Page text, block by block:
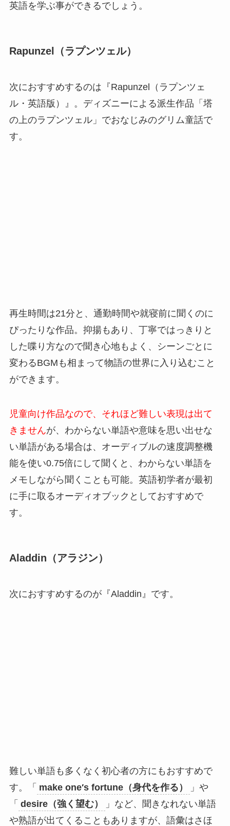
英語を学ぶ事ができるでしょう。
Rapunzel（ラプンツェル）
次におすすめするのは『Rapunzel（ラプンツェ
ル・英語版）』。ディズニーによる派生作品「塔
の上のラプンツェル」でおなじみのグリム童話で
す。
再生時間は21分と、通勤時間や就寝前に聞くのに
ぴったりな作品。抑揚もあり、丁寧ではっきりと
した喋り方なので聞き心地もよく、シーンごとに
変わるBGMも相まって物語の世界に入り込むこと
ができます。
児童向け作品なので、それほど難しい表現は出て
きませんが、わからない単語や意味を思い出せな
い単語がある場合は、オーディブルの速度調整機
能を使い0.75倍にして聞くと、わからない単語を
メモしながら聞くことも可能。英語初学者が最初
に手に取るオーディオブックとしておすすめで
す。
Aladdin（アラジン）
次におすすめするのが『Aladdin』です。
難しい単語も多くなく初心者の方にもおすすめで
す。「 make one′s fortune（身代を作る）
」や
「 desire（強く望む）
」など、聞きなれない単語
や熟語が出てくることもありますが、語彙はさほ